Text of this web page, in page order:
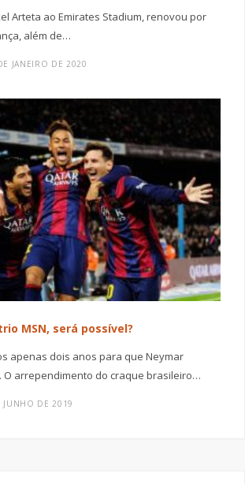
Arteta ao Emirates Stadium, renovou por
além de…
JANEIRO DE 2020
MSN, será possível?
apenas dois anos para que Neymar
O arrependimento do craque brasileiro…
JUNHO DE 2019